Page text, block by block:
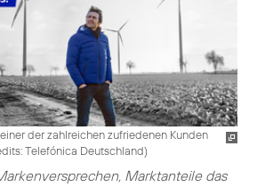
der zahlreichen zufriedenen Kunden
Telefónica Deutschland)
Marktanteile das